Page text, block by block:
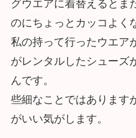
グウエアに着替えるとま
のにちょっとカッコよく
私の持って行ったウエア
がレンタルしたシューズ
んです。
些細なことではあります
がいい気がします。